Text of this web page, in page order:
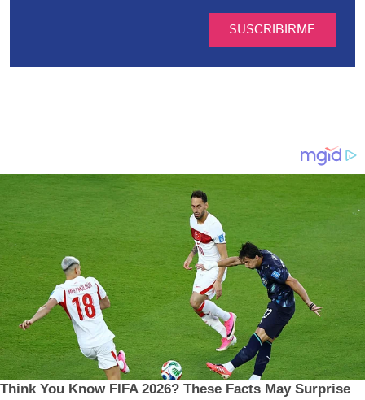
SUSCRIBIRME